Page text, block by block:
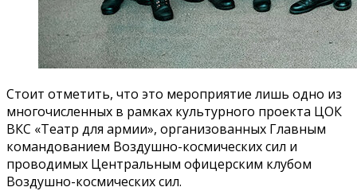
Стоит отметить, что это мероприятие лишь одно из
многочисленных в рамках культурного проекта ЦОК
ВКС «Театр для армии», организованных Главным
командованием Воздушно-космических сил и
проводимых Центральным офицерским клубом
Воздушно-космических сил.